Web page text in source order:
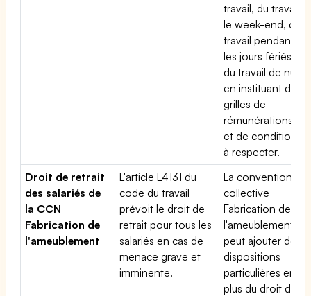
travail, du travail
le week-end, du
travail pendant
les jours fériés,
du travail de nuit
en instituant des
grilles de
rémunérations
et de conditions
à respecter.
Droit de retrait
des salariés de
la CCN
Fabrication de
l'ameublement
L'article L4131 du
code du travail
prévoit le droit de
retrait pour tous les
salariés en cas de
menace grave et
imminente.
La convention
collective
Fabrication de
l'ameublement
peut ajouter des
dispositions
particulières en
plus du droit du